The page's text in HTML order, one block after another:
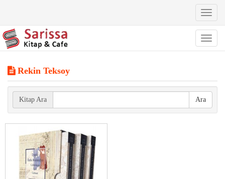
Toggle
Toggle
Rekin Teksoy
Kitap Ara Ara